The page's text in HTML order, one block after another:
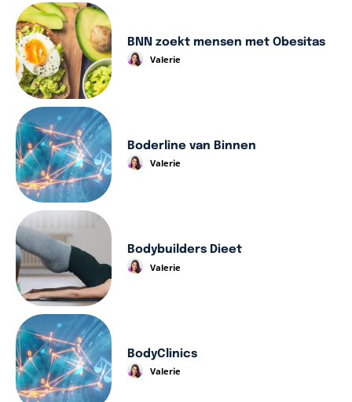
BNN zoekt mensen met Obesitas
Valerie
Boderline van Binnen
Valerie
Bodybuilders Dieet
Valerie
BodyClinics
Valerie